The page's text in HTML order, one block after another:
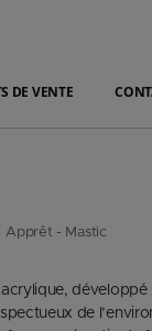
DE VENTE
Apprêt - Mastic
développé
de